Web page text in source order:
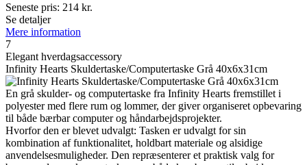
Seneste pris: 214 kr.
Se detaljer
Mere information
7
Elegant hverdagsaccessory
Infinity Hearts Skuldertaske/Computertaske Grå 40x6x31cm
En grå skulder- og computertaske fra Infinity Hearts fremstillet i
polyester med flere rum og lommer, der giver organiseret opbevaring
til både bærbar computer og håndarbejdsprojekter.
Hvorfor den er blevet udvalgt: Tasken er udvalgt for sin
kombination af funktionalitet, holdbart materiale og alsidige
anvendelsesmuligheder. Den repræsenterer et praktisk valg for